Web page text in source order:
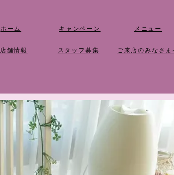
ホーム
店舗情報
キャンペーン
​スタッフ募集
メニュー
ご来店のみなさま